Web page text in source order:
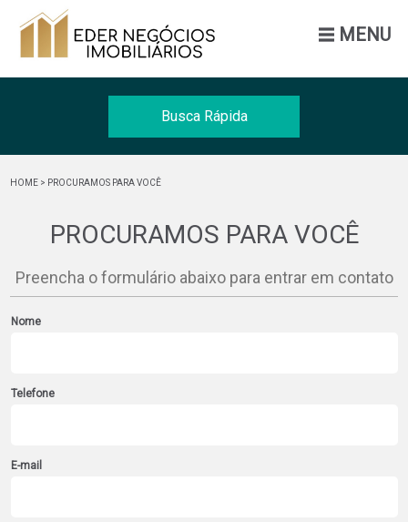
MENU
Busca Rápida
Venda
HOME > PROCURAMOS PARA VOCÊ
PROCURAMOS PARA VOCÊ
Preencha o formulário abaixo para entrar em contato
Nome
Telefone
E-mail